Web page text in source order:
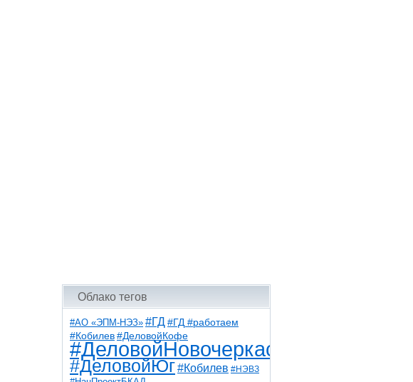
Облако тегов
#АО «ЭПМ-НЭЗ» #ГД #ГД #работаем
#Кобилев #ДеловойКофе
#ДеловойНовочеркасск
#ДеловойЮг#Кобилев #НЭВЗ